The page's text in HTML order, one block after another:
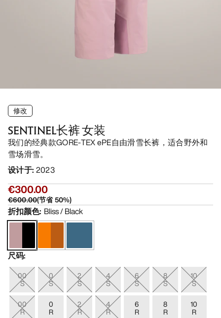
修改
SENTINEL长裤 女装
我们的经典款GORE-TEX ePE自由滑雪长裤，适合野外和
雪场滑雪。
设计于: 2023
€300.00
€600.00(节省50%)
折扣颜色: Bliss / Black
尺码:
00
S
0
S
2
S
4
S
6
S
8
S
10
S
00
R
0
R
2
R
4
R
6
R
8
R
10
R